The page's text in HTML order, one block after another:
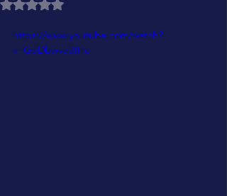
Obtuvo NaN de 5 estrellas.
https://www.youtube.com/watch?
v=GpDbwvedIHc